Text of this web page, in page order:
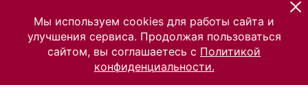
Мы используем cookies для работы сайта и
улучшения сервиса. Продолжая пользоваться
сайтом, вы соглашаетесь с Политикой
конфиденциальности.